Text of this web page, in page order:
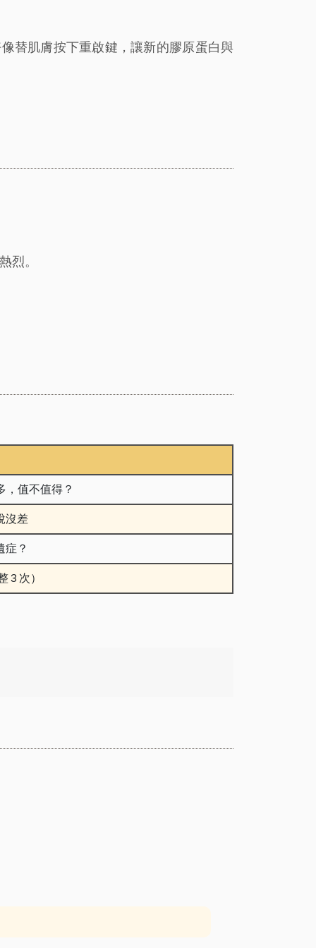
替肌膚按下重啟鍵，讓新的膠原蛋白與
烈。
值不值得？
沒差
症？
3 次）